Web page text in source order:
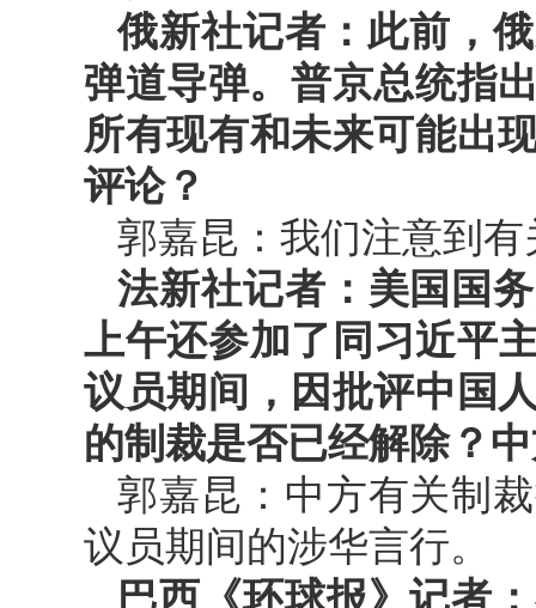
俄新社记者：此前，
弹道导弹。普京总统指
所有现有和未来可能出
评论？
郭嘉昆：我们注意到有
法新社记者：美国国
上午还参加了同习近平
议员期间，因批评中国
的制裁是否已经解除？
郭嘉昆：中方有关制
议员期间的涉华言行。
巴西《环球报》记者